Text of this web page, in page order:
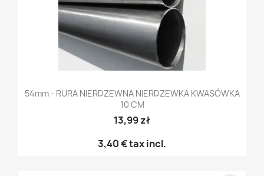
54mm - RURA NIERDZEWNA NIERDZEWKA KWASÓWKA
10 CM
13,99 zł
3,40 €tax incl.